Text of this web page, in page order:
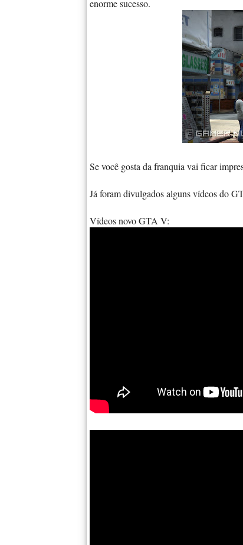
enorme sucesso.
Se você gosta da franquia vai ficar
Já foram divulgados alguns vídeos do
Vídeos novo GTA V: